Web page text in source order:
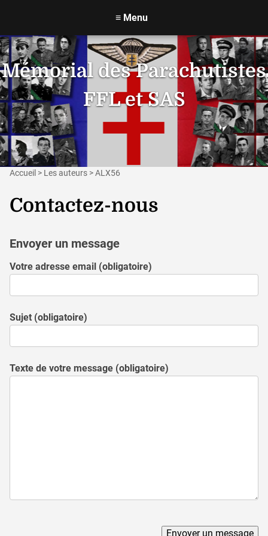
Mémorial des Parachutistes
FFL et SAS
≡ Menu
Accueil > Les auteurs >ALX56
Contactez-nous
Envoyer un message
Votre adresse email (obligatoire)
Sujet (obligatoire)
Texte de votre message (obligatoire)